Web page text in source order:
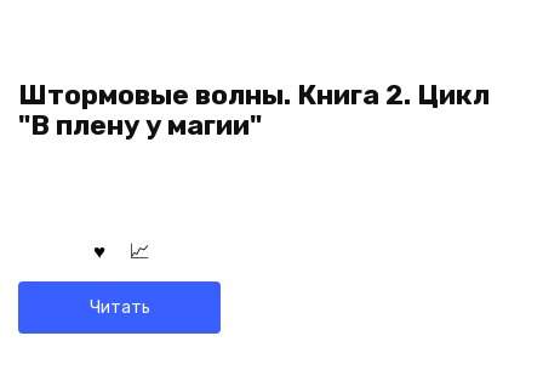
Штормовые волны. Книга 2. Цикл
"В плену у магии"
Читать